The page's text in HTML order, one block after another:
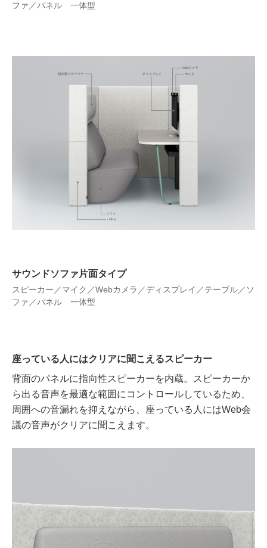
ファ／パネル 一体型
サウンドソファ片面タイプ
スピーカー／マイク／Webカメラ／ディスプレイ／テーブル／ソ
ファ／パネル 一体型
座っている人にはクリアに聞こえるスピーカー
背面のパネルに指向性スピーカーを内蔵。スピーカーか
ら出る音声を最適な範囲にコントロールしているため、
周囲への音漏れを抑えながら、座っている人にはWeb会
議の音声がクリアに聞こえます。